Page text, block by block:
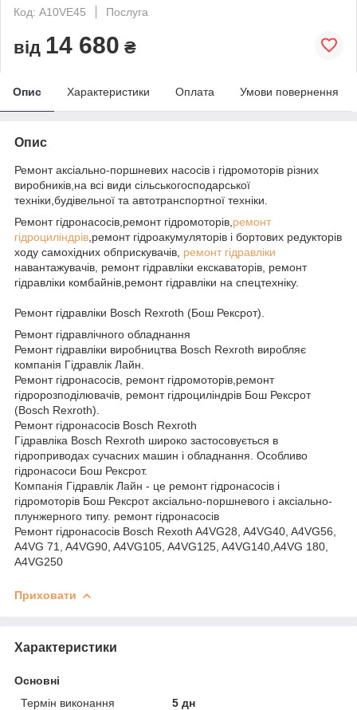
Код: A10VE45 Послуга
від 14 680 ₴
Опис Характеристики Оплата Умови повернення
Опис
Ремонт аксіально-поршневих насосів і гідромоторів різних
виробників,на всі види сільськогосподарської
техніки,будівельної та автотранспортної техніки.
Ремонт гідронасосів,ремонт гідромоторів, ремонт
гідроциліндрів ,ремонт гідроакумуляторів і бортових редукторів
ходу самохідних обприскувачів, ремонт гідравліки
навантажувачів, ремонт гідравліки екскаваторів, ремонт
гідравліки комбайнів,ремонт гідравліки на спецтехніку.
Ремонт гідравліки Bosch Rexroth (Бош Рексрот).
Ремонт гідравлічного обладнання
Ремонт гідравліки виробництва Bosch Rexroth виробляє
компанія Гідравлік Лайн.
Ремонт гідронасосів, ремонт гідромоторів,ремонт
гідророзподілювачів, ремонт гідроциліндрів Бош Рексрот
(Bosch Rexroth).
Ремонт гідронасосів Bosch Rexroth
Гідравліка Bosch Rexroth широко застосовується в
гідроприводах сучасних машин і обладнання. Особливо
гідронасоси Бош Рексрот.
Компанія Гідравлік Лайн - це ремонт гідронасосів і
гідромоторів Бош Рексрот аксіально-поршневого і аксіально-
плунжерного типу. ремонт гідронасосів
Ремонт гідронасосів Bosch Rexoth A4VG28, A4VG40, A4VG56,
A4VG 71, A4VG90, A4VG105, A4VG125, A4VG140,A4VG 180,
A4VG250
Приховати
Характеристики
Основні
Термін виконання
5 дн